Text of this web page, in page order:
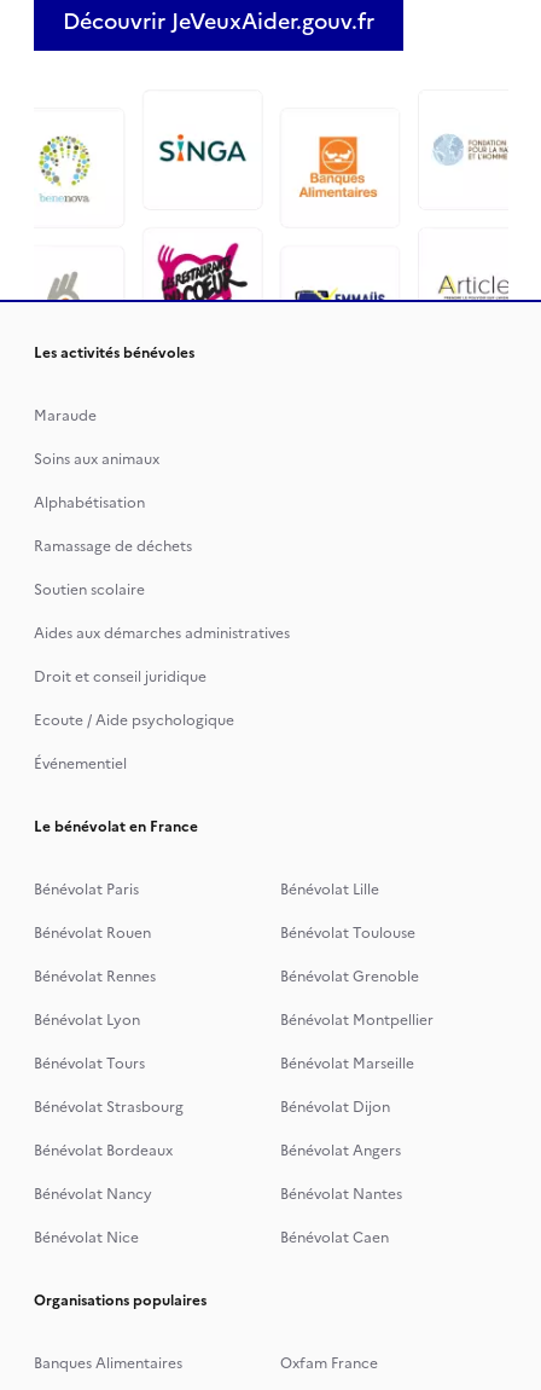
Découvrir JeVeuxAider.gouv.fr
Les activités bénévoles
Maraude
Soins aux animaux
Alphabétisation
Ramassage de déchets
Soutien scolaire
Aides aux démarches administratives
Droit et conseil juridique
Ecoute / Aide psychologique
Événementiel
Le bénévolat en France
Bénévolat Paris
Bénévolat Lille
Bénévolat Rouen
Bénévolat Toulouse
Bénévolat Rennes
Bénévolat Grenoble
Bénévolat Lyon
Bénévolat Montpellier
Bénévolat Tours
Bénévolat Marseille
Bénévolat Strasbourg
Bénévolat Dijon
Bénévolat Bordeaux
Bénévolat Angers
Bénévolat Nancy
Bénévolat Nantes
Bénévolat Nice
Bénévolat Caen
Organisations populaires
Banques Alimentaires
Oxfam France